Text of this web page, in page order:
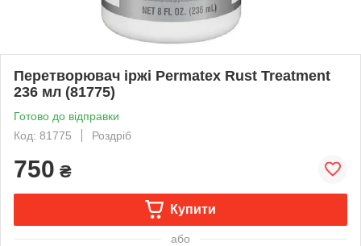
Перетворювач іржі Permatex Rust Treatment
236 мл (81775)
Готово до відправки
Код: 81775
Роздріб
750 ₴
Купити
або